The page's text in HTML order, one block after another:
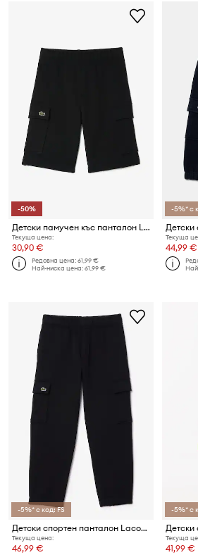
-50%
Детски памучен къс панталон Lacoste
Текуща цена:
30,90 €
Редовна цена:61,99 €
Най-ниска цена:61,99 €
-5%* с
Текуща
44,99 €
-5%* с код: FS
Детски спортен панталон Lacoste
Текуща цена:
46,99 €
-5%* с
Текуща
41,99 €